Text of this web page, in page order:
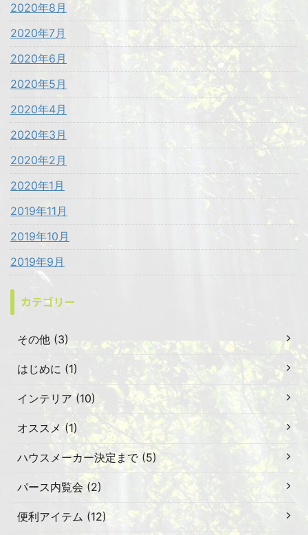
2020年8月
2020年7月
2020年6月
2020年5月
2020年4月
2020年3月
2020年2月
2020年1月
2019年11月
2019年10月
2019年9月
カテゴリー
その他 (3)
はじめに (1)
インテリア (10)
オススメ (1)
ハウスメーカー決定まで (5)
パース内覧会 (2)
便利アイテム (12)